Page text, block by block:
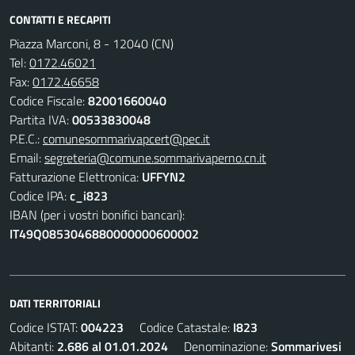
CONTATTI E RECAPITI
Piazza Marconi, 8 - 12040 (CN)
Tel:0172.46021
Fax:0172.46658
Codice Fiscale:82001660040
Partita IVA:00533830048
P.E.C.:comunesommarivapcert@pec.it
Email:segreteria@comune.sommarivaperno.cn.it
Fatturazione Elettronica: UFFYN2
Codice IPA:c_i823
IBAN (per i vostri bonifici bancari):
IT49Q0853046880000000600002
DATI TERRITORIALI
Codice ISTAT:004223 Codice Catastale: I823
Abitanti: 2.686 al 01.01.2024 Denominazione:Sommarivesi